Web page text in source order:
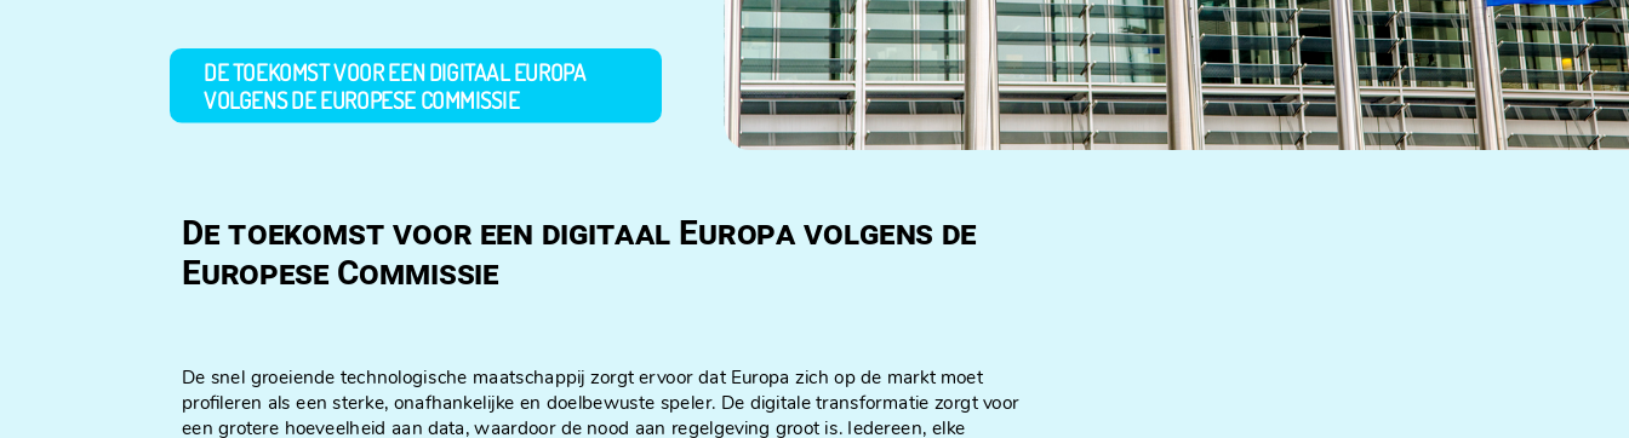
DE TOEKOMST VOOR EEN DIGITAAL EUROPA
VOLGENS DE EUROPESE COMMISSIE
De toekomst voor een digitaal Europa volgens de
Europese Commissie
De snel groeiende technologische maatschappij zorgt ervoor dat Europa zich op de markt moet
profileren als een sterke, onafhankelijke en doelbewuste speler. De digitale transformatie zorgt voor
een grotere hoeveelheid aan data, waardoor de nood aan regelgeving groot is. Iedereen, elke